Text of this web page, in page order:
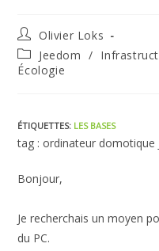
Auteur/autrice
de
la
publication :
Olivier Loks
Post
category:
Jeedom /
Écologie
ÉTIQUETTES: LES BASES
tag : ordinateur domotique
Bonjour,
Je recherchais un moyen
du PC.